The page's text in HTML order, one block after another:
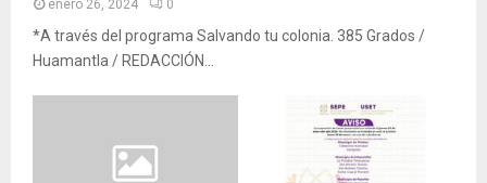
enero 26, 2024 0
*A través del programa Salvando tu colonia. 385 Grados /
Huamantla / REDACCIÓN...